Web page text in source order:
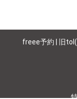
freee予約 | 旧